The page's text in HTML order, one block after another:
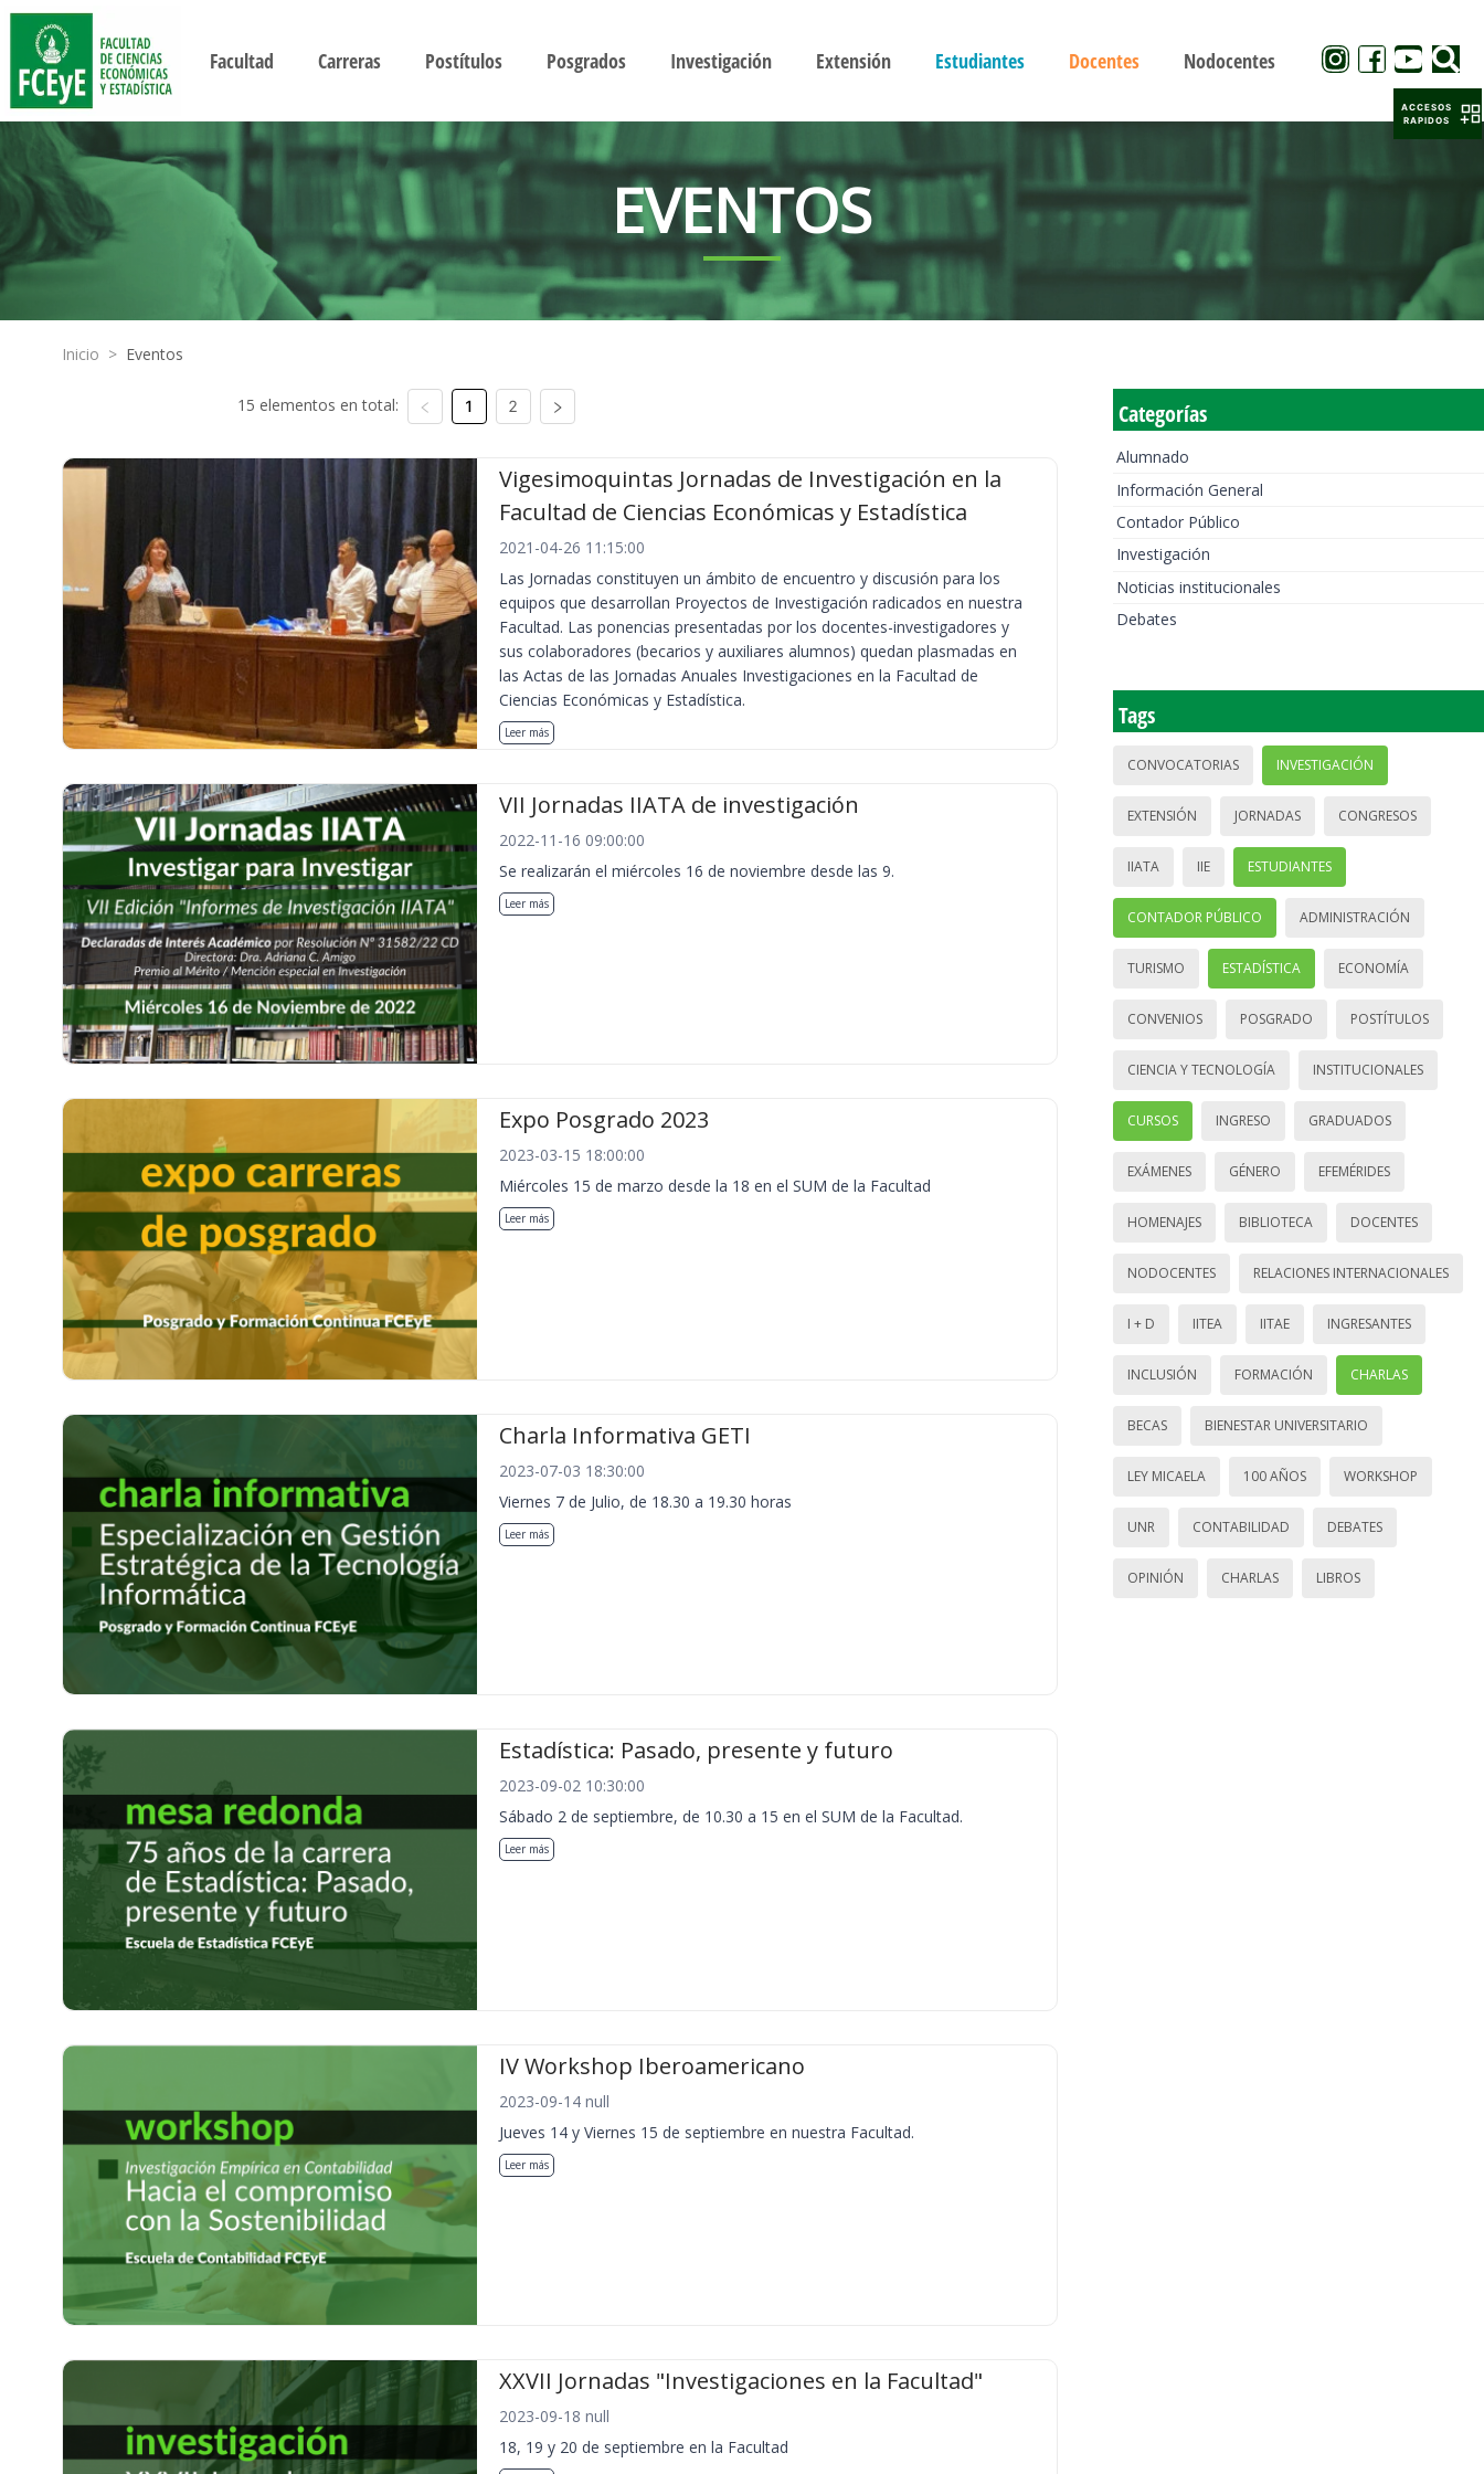
Facultad Carreras Postítulos Posgrados Investigación Extensión Estudiantes Docentes Nodocentes
EVENTOS
Inicio > Eventos
15 elementos en total: 1 2
Vigesimoquintas Jornadas de Investigación en la
Facultad de Ciencias Económicas y Estadística
2021-04-26 11:15:00
Las Jornadas constituyen un ámbito de encuentro y discusión para los
equipos que desarrollan Proyectos de Investigación radicados en nuestra
Facultad. Las ponencias presentadas por los docentes-investigadores y
sus colaboradores (becarios y auxiliares alumnos) quedan plasmadas en
las Actas de las Jornadas Anuales Investigaciones en la Facultad de
Ciencias Económicas y Estadística.
Leer más
VII Jornadas IIATA de investigación
2022-11-16 09:00:00
Se realizarán el miércoles 16 de noviembre desde las 9.
Leer más
Expo Posgrado 2023
2023-03-15 18:00:00
Miércoles 15 de marzo desde la 18 en el SUM de la Facultad
Leer más
Charla Informativa GETI
2023-07-03 18:30:00
Viernes 7 de Julio, de 18.30 a 19.30 horas
Leer más
Estadística: Pasado, presente y futuro
2023-09-02 10:30:00
Sábado 2 de septiembre, de 10.30 a 15 en el SUM de la Facultad.
Leer más
IV Workshop Iberoamericano
2023-09-14 null
Jueves 14 y Viernes 15 de septiembre en nuestra Facultad.
Leer más
XXVII Jornadas "Investigaciones en la Facultad"
2023-09-18 null
18, 19 y 20 de septiembre en la Facultad
Categorías
Alumnado
Información General
Contador Público
Investigación
Noticias institucionales
Debates
Tags
CONVOCATORIAS INVESTIGACIÓN
EXTENSIÓN JORNADAS CONGRESOS
IIATA IIE ESTUDIANTES
CONTADOR PÚBLICO ADMINISTRACIÓN
TURISMO ESTADÍSTICA ECONOMÍA
CONVENIOS POSGRADO POSTÍTULOS
CIENCIA Y TECNOLOGÍA INSTITUCIONALES
CURSOS INGRESO GRADUADOS
EXÁMENES GÉNERO EFEMÉRIDES
HOMENAJES BIBLIOTECA DOCENTES
NODOCENTES RELACIONES INTERNACIONALES
I + D IITEA IITAE INGRESANTES
INCLUSIÓN FORMACIÓN CHARLAS
BECAS BIENESTAR UNIVERSITARIO
LEY MICAELA 100 AÑOS WORKSHOP
UNR CONTABILIDAD DEBATES
OPINIÓN CHARLAS LIBROS
ACCESOS
RAPIDOS